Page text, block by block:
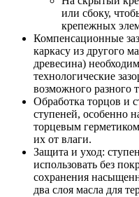
или сбоку,
крепежных
Компенсационные
каркасу из другого
древесина)
технологические
возможного разного
Обработка торцов и
ступеней, особенно
торцевым
их от влаги.
Защита и уход:
использовать без
сохранения
два слоя масла для